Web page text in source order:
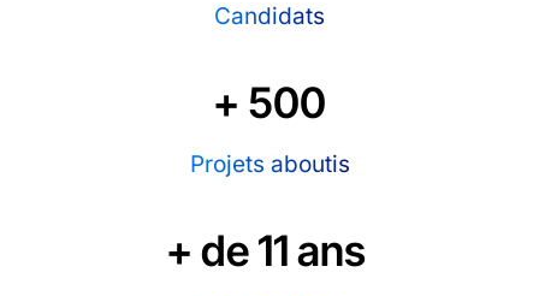
Candidats
Projets aboutis
+ 500
+ de 11 ans